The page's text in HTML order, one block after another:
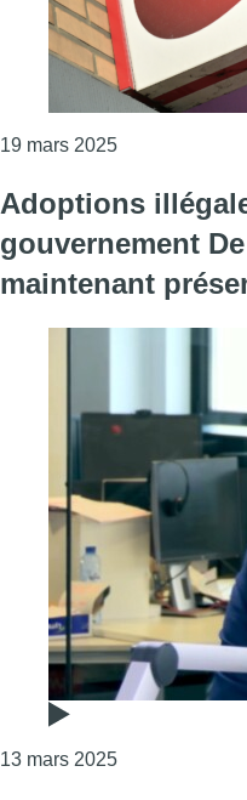
19 mars 2025Consulter
Adoptions
gouvernement
maintenant
13 mars 2025Consulter